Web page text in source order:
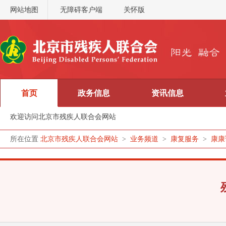
网站地图 无障碍客户端 关怀版
首页
欢迎访问北京市残疾人联合会网站
政务信息 资讯信息
所在位置 北京市残疾人联合会网站 > 业务频道 > 康复服务 > 康